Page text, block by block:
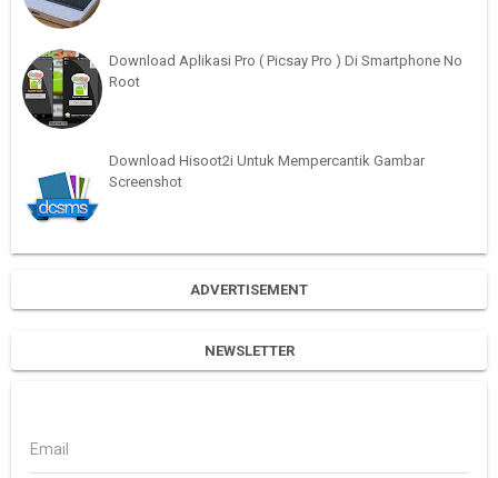
Download Aplikasi Pro ( Picsay Pro ) Di Smartphone No
Root
Download Hisoot2i Untuk Mempercantik Gambar
Screenshot
ADVERTISEMENT
NEWSLETTER
Email